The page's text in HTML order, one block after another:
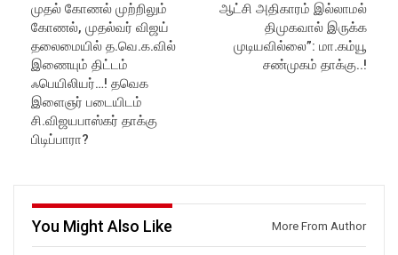
முதல் கோணல் முற்றிலும்
கோணல், முதல்வர் விஜய்
தலைமையில் த.வெ.க.வில்
இணையும் திட்டம்
ஃபெயிலியர்…! தவெக
இளைஞர் படையிடம்
சி.விஜயபாஸ்கர் தாக்கு
பிடிப்பாரா?
ஆட்சி அதிகாரம் இல்லாமல்
திமுகவால் இருக்க
முடியவில்லை”: மா.கம்யூ
சண்முகம் தாக்கு..!
You Might Also Like More From Author